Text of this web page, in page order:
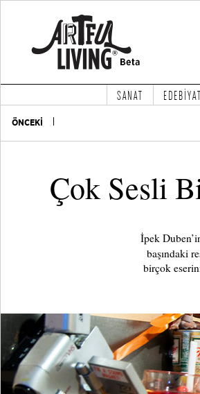
SANAT EDEBİYAT
ÖNCEKİ
Çok Sesli
İpek
başındaki
birçok